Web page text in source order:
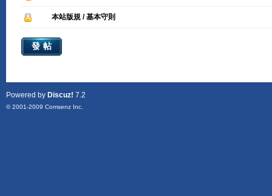
本站版規 / 基本守則
發帖
Powered by Discuz! 7.2
© 2001-2009 Comsenz Inc.